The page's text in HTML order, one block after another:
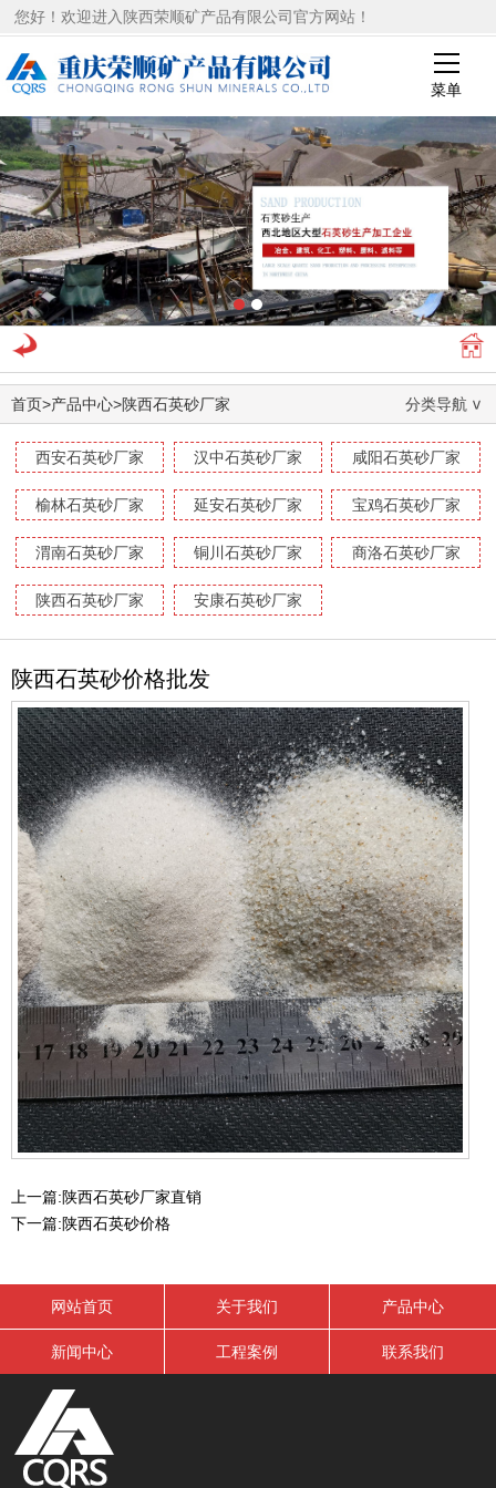
您好！欢迎进入陕西荣顺矿产品有限公司官方网站！
菜单
1 2
首页>产品中心>陕西石英砂厂家 分类导航
西安石英砂厂家 汉中石英砂厂家 咸阳石英砂厂家
榆林石英砂厂家 延安石英砂厂家 宝鸡石英砂厂家
渭南石英砂厂家 铜川石英砂厂家 商洛石英砂厂家
陕西石英砂厂家 安康石英砂厂家
陕西石英砂价格批发
上一篇:陕西石英砂厂家直销
下一篇:陕西石英砂价格
网站首页 关于我们 产品中心
新闻中心 工程案例 联系我们